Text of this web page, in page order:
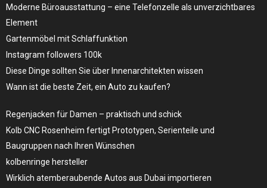
Moderne Büroausstattung – eine Telefonzelle als unverzichtbares
Element
Gartenmöbel mit Schlaffunktion
Instagram followers 100k
Diese Dinge sollten Sie über Innenarchitekten wissen
Wann ist die beste Zeit, ein Auto zu kaufen?
Regenjacken für Damen – praktisch und schick
Kolb CNC Rosenheim fertigt Prototypen, Serienteile und
Baugruppen nach Ihren Wünschen
kolbenringe hersteller
Wirklich atemberaubende Autos aus Dubai importieren